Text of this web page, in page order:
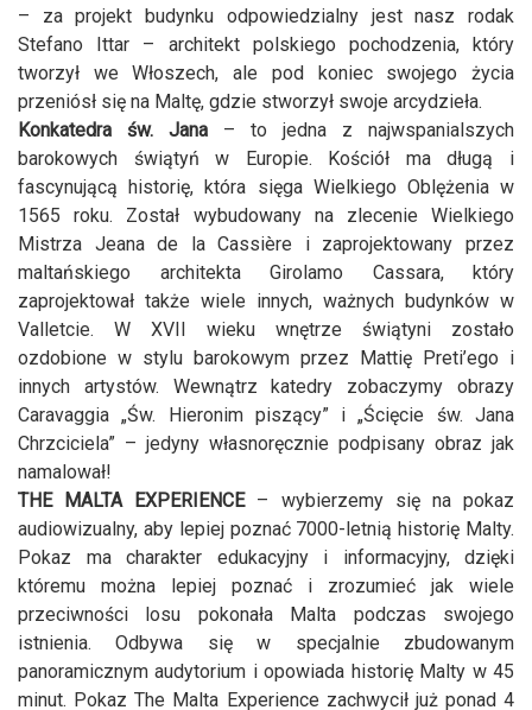
– za projekt budynku odpowiedzialny jest nasz rodak
Stefano Ittar – architekt polskiego pochodzenia, który
tworzył we Włoszech, ale pod koniec swojego życia
przeniósł się na Maltę, gdzie stworzył swoje arcydzieła.
Konkatedra św. Jana – to jedna z najwspanialszych
barokowych świątyń w Europie. Kościół ma długą i
fascynującą historię, która sięga Wielkiego Oblężenia w
1565 roku. Został wybudowany na zlecenie Wielkiego
Mistrza Jeana de la Cassière i zaprojektowany przez
maltańskiego architekta Girolamo Cassara, który
zaprojektował także wiele innych, ważnych budynków w
Valletcie. W XVII wieku wnętrze świątyni zostało
ozdobione w stylu barokowym przez Mattię Preti’ego i
innych artystów. Wewnątrz katedry zobaczymy obrazy
Caravaggia „Św. Hieronim piszący” i „Ścięcie św. Jana
Chrzciciela” – jedyny własnoręcznie podpisany obraz jak
namalował!
THE MALTA EXPERIENCE– wybierzemy się na pokaz
audiowizualny, aby lepiej poznać 7000-letnią historię Malty.
Pokaz ma charakter edukacyjny i informacyjny, dzięki
któremu można lepiej poznać i zrozumieć jak wiele
przeciwności losu pokonała Malta podczas swojego
istnienia. Odbywa się w specjalnie zbudowanym
panoramicznym audytorium i opowiada historię Malty w 45
minut. Pokaz The Malta Experience zachwycił już ponad 4